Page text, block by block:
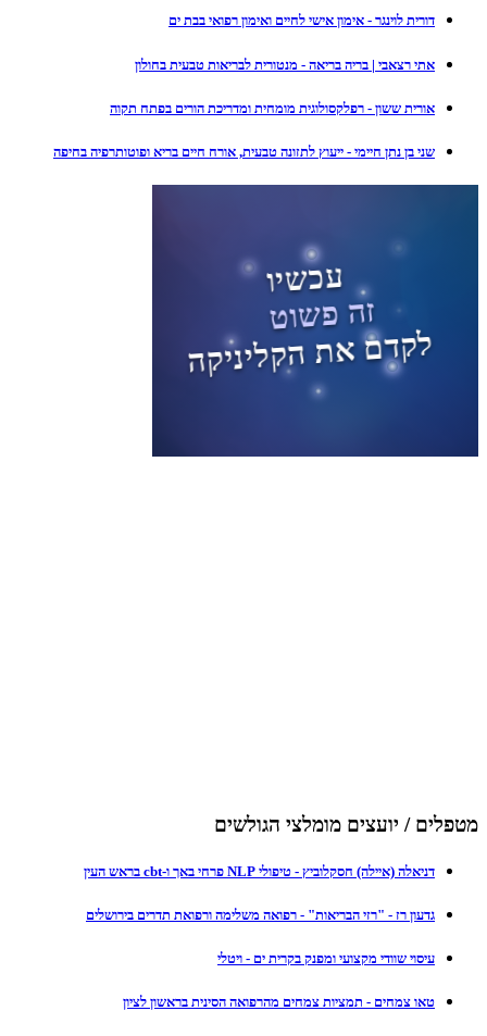
דורית לוינגר - אימון אישי לחיים ואימון רפואי בבת ים
אתי רצאבי | בריה בריאה - מנטורית לבריאות טבעית בחולון
אורית ששון - רפלקסולוגית מומחית ומדריכת הורים בפתח תקוה
שני בן נתן חיימי - ייעוץ לתזונה טבעית, אורח חיים בריא ופוטותרפיה בחיפה
מטפלים / יועצים מומלצי הגולשים
דניאלה (איילה) חסקלוביץ - טיפולי NLP פרחי באך ו-cbt בראש העין
גדעון רז - "רזי הבריאות" - רפואה משלימה ורפואת תדרים בירושלים
עיסוי שוודי מקצועי ומפנק בקרית ים - ויטלי
טאו צמחים - תמציות צמחים מהרפואה הסינית בראשון לציון